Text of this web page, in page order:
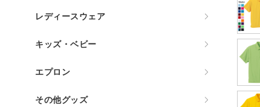
レディースウェア
キッズ・ベビー
エプロン
その他グッズ